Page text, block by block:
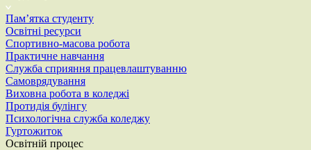
Пам’ятка студенту
Освітні ресурси
Спортивно-масова робота
Практичне навчання
Служба сприяння працевлаштуванню
Самоврядування
Виховна робота в коледжі
Протидія булінгу
Психологічна служба коледжу
Гуртожиток
Освітній процес